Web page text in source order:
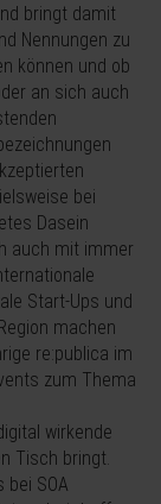
bringt damit
Nennungen zu
können und ob
an sich auch
bei
Dasein
auch mit immer
Start-Ups und
machen
re:publica im
zum Thema
wirkende
Tisch bringt.
SOA